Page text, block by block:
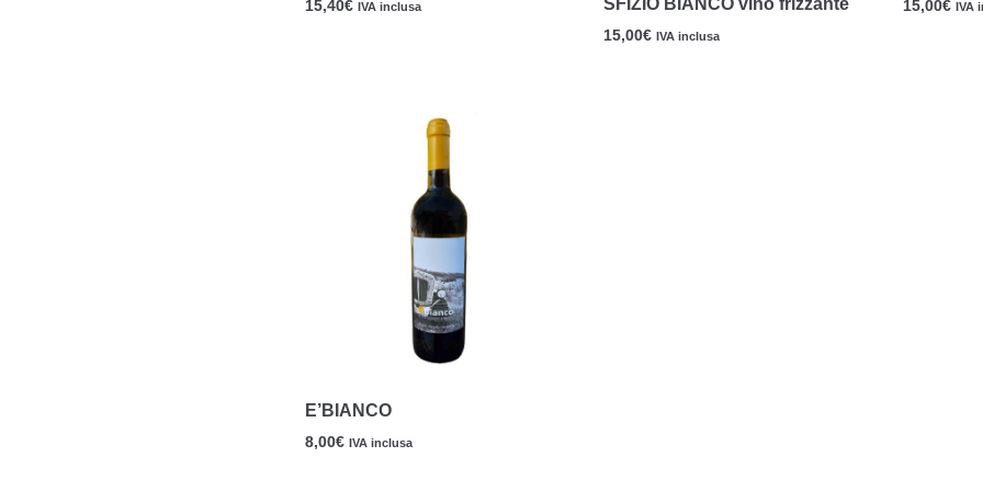
15,40€ IVA inclusa
15,00€ IVA inclusa
15,00€ IVA
E’BIANCO
8,00€ IVA inclusa